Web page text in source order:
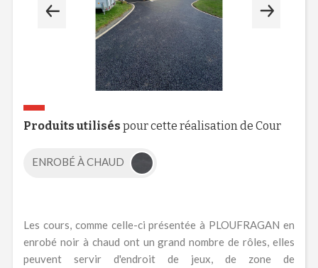
Produits utilisés pour cette réalisation de Cour
ENROBÉ À CHAUD
Les cours, comme celle-ci présentée à PLOUFRAGAN en
enrobé noir à chaud ont un grand nombre de rôles, elles
peuvent servir d'endroit de jeux, de zone de